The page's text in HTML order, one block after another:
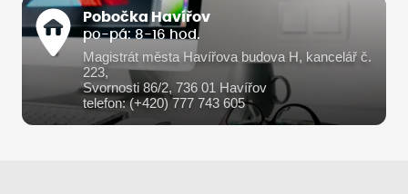
Pobočka Havířov
po-pá: 8-16 hod.
Magistrát města Havířova budova H, kancelář č.
223,
Svornosti 86/2, 736 01 Havířov
telefon: (+420) 777 743 605